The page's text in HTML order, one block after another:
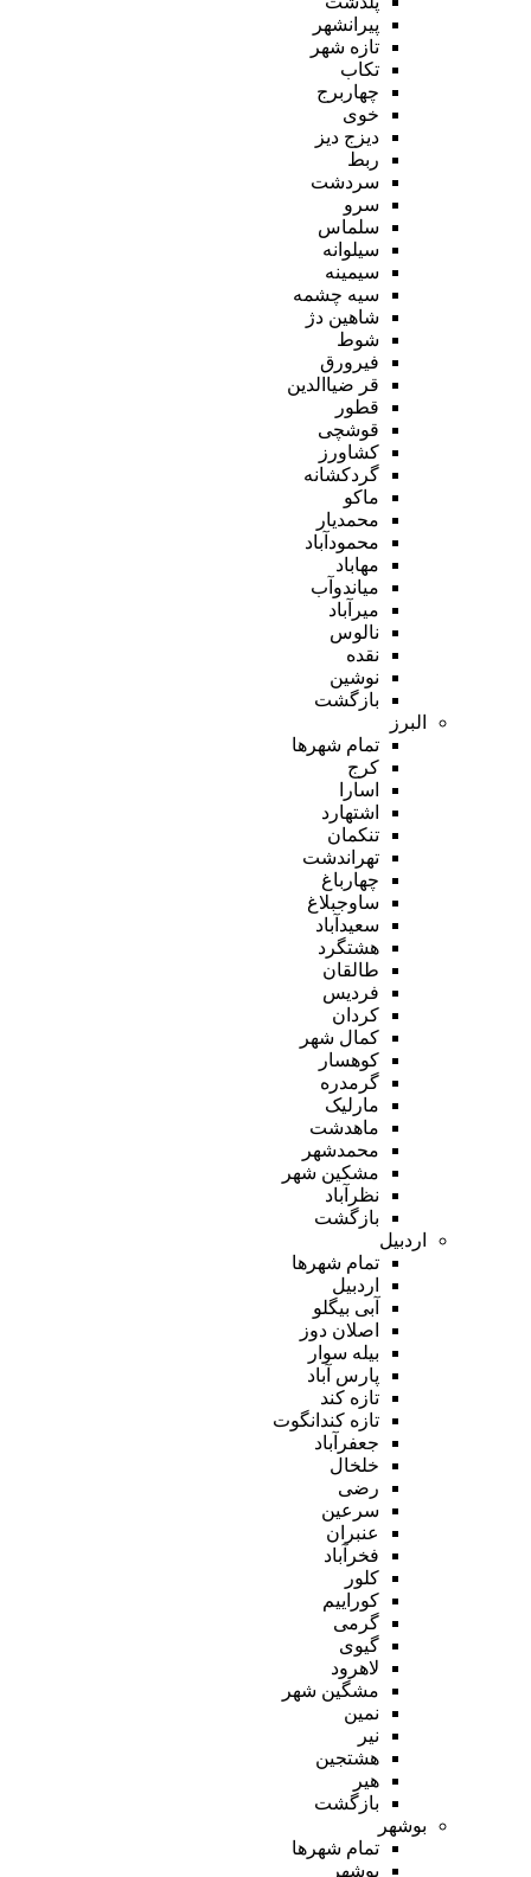
پیرانشهر
تازه شهر
تکاب
چهاربرج
خوی
دیزج دیز
ربط
سردشت
سرو
سلماس
سیلوانه
سیمینه
سیه چشمه
شاهین دژ
شوط
فیرورق
قر ضیاالدین
قطور
قوشچی
کشاورز
گردکشانه
ماکو
محمدیار
محمودآباد
مهاباد
میاندوآب
میرآباد
نالوس
نقده
نوشین
بازگشت
البرز
تمام شهر‌ها
کرج
اسارا
اشتهارد
تنکمان
تهراندشت
چهارباغ
ساوجبلاغ
سعیدآباد
هشتگرد
طالقان
فردیس
کردان
کمال شهر
کوهسار
گرمدره
مارلیک
ماهدشت
محمدشهر
مشکین شهر
نظرآباد
بازگشت
اردبیل
تمام شهر‌ها
اردبیل
آبی بیگلو
اصلان دوز
بیله سوار
پارس آباد
تازه کند
تازه کندانگوت
جعفرآباد
خلخال
رضی
سرعین
عنبران
فخرآباد
کلور
کوراییم
گرمی
گیوی
لاهرود
مشگین شهر
نمین
نیر
هشتجین
هیر
بازگشت
بوشهر
تمام شهر‌ها
بوشهر